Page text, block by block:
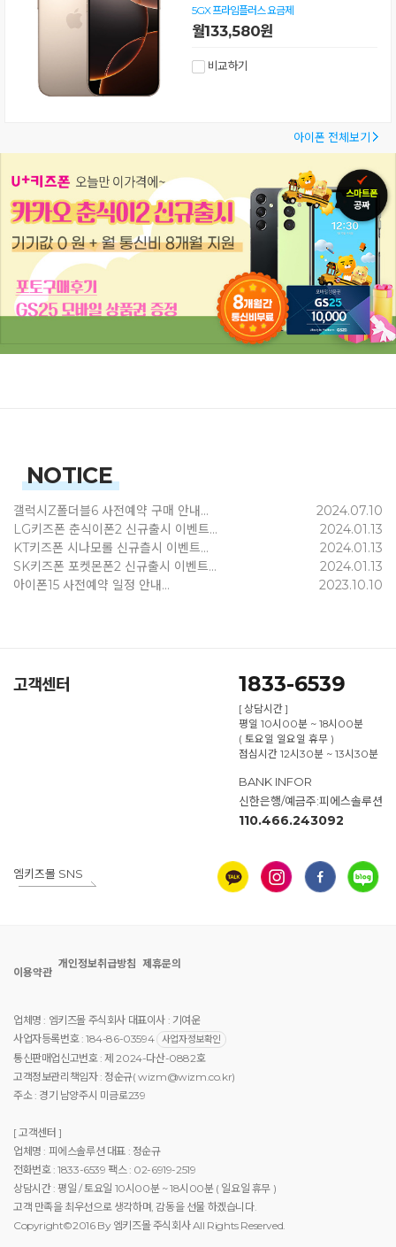
5GX 프라임플러스 요금제
월133,580원
비교하기
아이폰 전체보기
NOTICE
갤럭시Z폴더블6 사전예약 구매 안내...
2024.07.10
LG키즈폰 춘식이폰2 신규출시 이벤트...
2024.01.13
KT키즈폰 시나모롤 신규츨시 이벤트...
2024.01.13
SK키즈폰 포켓몬폰2 신규출시 이벤트...
2024.01.13
아이폰15 사전예약 일정 안내...
2023.10.10
고객센터 1833-6539
[ 상담시간 ]
평일 10시00분 ~ 18시00분
( 토요일 일요일 휴무 )
점심시간 12시30분 ~ 13시30분
BANK INFOR
신한은행/예금주:피에스솔루션
110.466.243092
엠키즈몰 SNS
이용약관
개인정보취급방침 제휴문의
업체명 : 엠키즈몰 주식회사 대표이사 : 기여운
사업자등록번호 : 184-86-03594
사업자정보확인
통신판매업신고번호 : 제 2024-다산-0882호
고객정보관리책임자 : 정순규( wizm@wizm.co.kr)
주소 : 경기 남양주시 미금로239
[ 고객센터 ]
업체명 : 피에스솔루션 대표 : 정순규
전화번호 : 1833-6539 팩스 : 02-6919-2519
상담시간 : 평일 / 토요일 10시00분 ~ 18시00분 ( 일요일 휴무 )
고객 만족을 최우선으로 생각하며, 감동을 선물 하겠습니다.
Copyright©2016 By 엠키즈몰 주식회사 All Rights Reserved.